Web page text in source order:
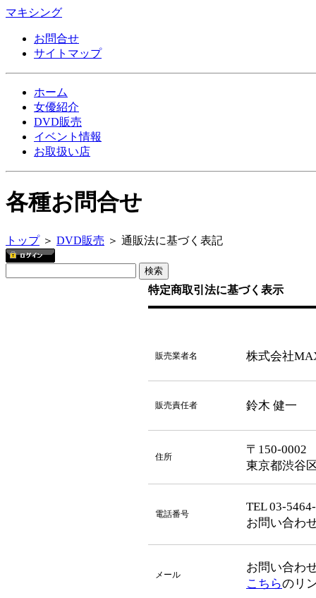
マキシング
お問合せ
サイトマップ
ホーム
女優紹介
DVD販売
イベント情報
お取扱い店
各種お問合せ
トップ＞ DVD販売 ＞ 通販法に基づく表記
特定商取引法に基づく表示
販売業者名 株式会社
販売責任者 鈴木 健一
住所
〒150-0002
東京都渋谷
電話番号
TEL 03-
お問い合わ
メール
お問い合わ
こちらのリ